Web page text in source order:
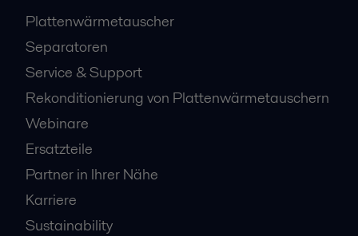
Plattenwärmetauscher
Separatoren
Service & Support
Rekonditionierung von Plattenwärmetauschern
Webinare
Ersatzteile
Partner in Ihrer Nähe
Karriere
Sustainability